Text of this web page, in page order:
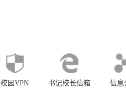
校园VPN
书记校长信箱 信息